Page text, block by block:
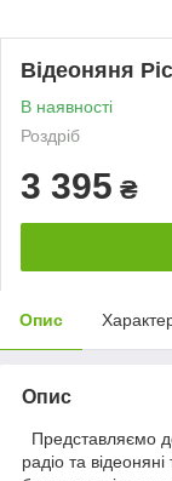
Відеоняня
В наявності
Роздріб
3 395 ₴
Опис
Опис
Представляємо
радіо та